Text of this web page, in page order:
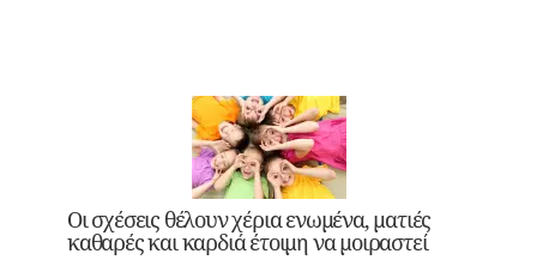
Οι σχέσεις θέλουν χέρια ενωμένα, ματιές
καθαρές και καρδιά έτοιμη να μοιραστεί